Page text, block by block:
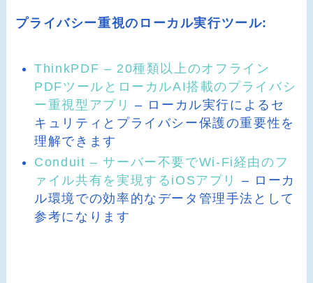
プライバシー重視のローカル実行ツール:
ThinkPDF – 20種類以上のオフライン
PDFツールとローカルAI搭載のプライバシ
ー重視型アプリ – ローカル実行によるセ
キュリティとプライバシー保護の重要性を
理解できます
Conduit – サーバー不要でWi-Fi経由のフ
ァイル共有を実現するiOSアプリ
– ローカ
ル環境での効率的なデータ管理手法として
参考になります